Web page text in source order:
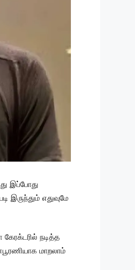
இப்போது
இருந்தும் எதுவுமே
நடித்த
மாறலாம்